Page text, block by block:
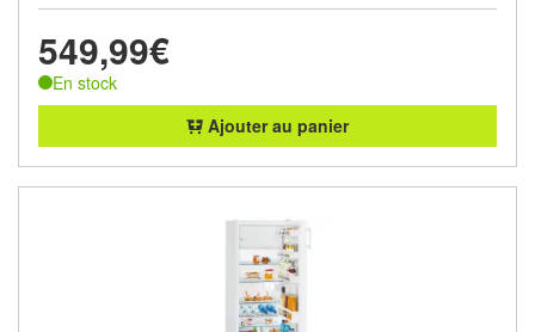
549,99€
En stock
Ajouter au panier